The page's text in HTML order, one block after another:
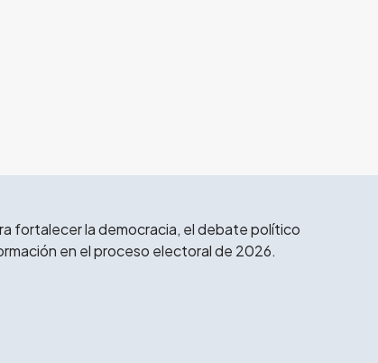
fortalecer la democracia, el debate político
en el proceso electoral de 2026.